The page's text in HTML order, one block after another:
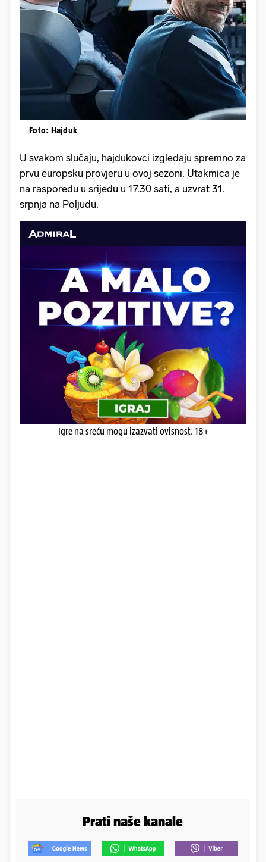
Foto: Hajduk
U svakom slučaju, hajdukovci izgledaju spremno za
prvu europsku provjeru u ovoj sezoni. Utakmica je
na rasporedu u srijedu u 17.30 sati, a uzvrat 31.
srpnja na Poljudu.
Igre na sreću mogu izazvati ovisnost. 18+
Prati naše kanale